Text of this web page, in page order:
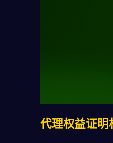
代理权益证明